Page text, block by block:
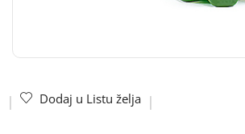
Dodaj u Listu želja